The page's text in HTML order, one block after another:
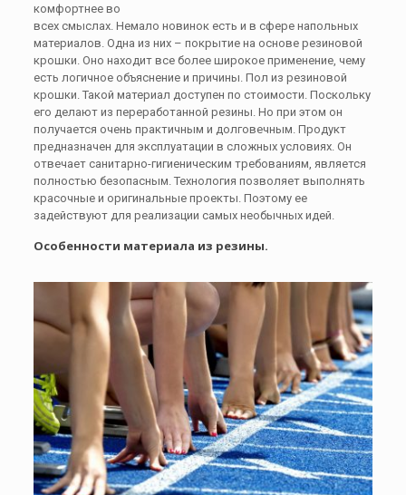
комфортнее во
всех смыслах. Немало новинок есть и в сфере напольных
материалов. Одна из них – покрытие на основе резиновой
крошки. Оно находит все более широкое применение, чему
есть логичное объяснение и причины. Пол из резиновой
крошки. Такой материал доступен по стоимости. Поскольку
его делают из переработанной резины. Но при этом он
получается очень практичным и долговечным. Продукт
предназначен для эксплуатации в сложных условиях. Он
отвечает санитарно-гигиеническим требованиям, является
полностью безопасным. Технология позволяет выполнять
красочные и оригинальные проекты. Поэтому ее
задействуют для реализации самых необычных идей.
Особенности материала из резины.